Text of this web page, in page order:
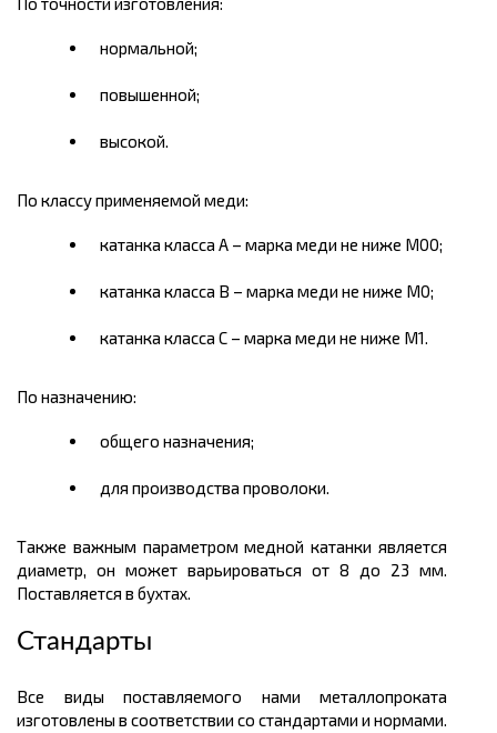
нормальной;
повышенной;
высокой.
По классу применяемой меди:
катанка класса А – марка меди не ниже М00;
катанка класса В – марка меди не ниже М0;
катанка класса С – марка меди не ниже М1.
По назначению:
общего назначения;
для производства проволоки.
Также важным параметром медной катанки является
диаметр, он может варьироваться от 8 до 23 мм.
Поставляется в бухтах.
Стандарты
Все виды поставляемого нами металлопроката
изготовлены в соответствии со стандартами и нормами.